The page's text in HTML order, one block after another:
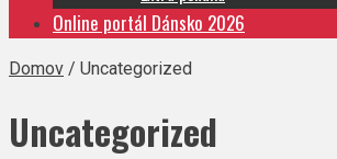
Online portál Dánsko 2026
Domov / Uncategorized
Uncategorized